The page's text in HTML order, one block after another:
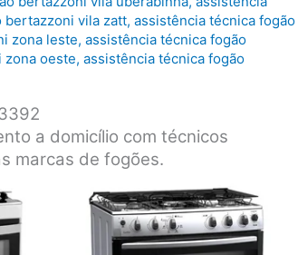
bertazzoni vila zatt, assistência técnica fogão
zona leste, assistência técnica fogão
zona oeste, assistência técnica fogão
a domicílio com técnicos
marcas de fogões.